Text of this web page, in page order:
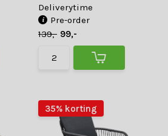
Deliverytime
Pre-order
139,- 99,-
35% korting